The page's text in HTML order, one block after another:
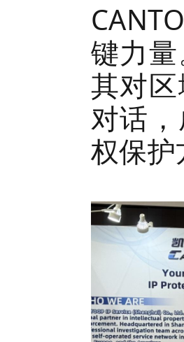
键力
其对
对话
权保